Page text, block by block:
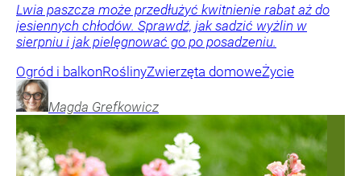
Lwia paszcza może przedłużyć kwitnienie rabat aż do
jesiennych chłodów. Sprawdź, jak sadzić wyżlin w
sierpniu i jak pielęgnować go po posadzeniu.
Ogród i balkonRoślinyZwierzęta domoweŻycie
Magda Grefkowicz